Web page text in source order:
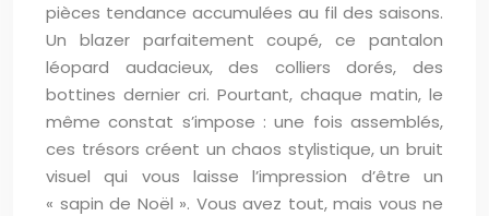
pièces tendance accumulées au fil des saisons.
Un blazer parfaitement coupé, ce pantalon
léopard audacieux, des colliers dorés, des
bottines dernier cri. Pourtant, chaque matin, le
même constat s’impose : une fois assemblés,
ces trésors créent un chaos stylistique, un bruit
visuel qui vous laisse l’impression d’être un
« sapin de Noël ». Vous avez tout, mais vous ne